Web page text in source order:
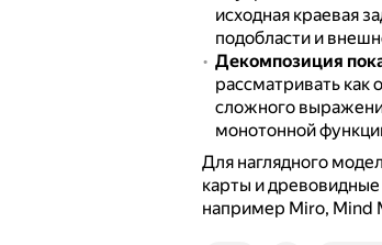
исходная краевая
подобласти и
Декомпозиция
рассматривать как
сложного
монотонной
Для наглядного
карты и
например Miro, Mind